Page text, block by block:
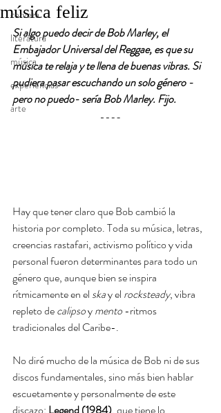
cerveza
literatura
música
experiencias
arte
música feliz
Si algo puedo decir de Bob Marley, el
Embajador Universal del Reggae, es que su
música te relaja y te llena de buenas vibras. Si
pudiera pasar escuchando un solo género -
pero no puedo- sería Bob Marley. Fijo.
Hay que tener claro que Bob cambió la
historia por completo. Toda su música, letras,
creencias rastafari, activismo político y vida
personal fueron determinantes para todo un
género que, aunque bien se inspira
rítmicamente en el ska y el rocksteady, vibra
repleto de calipso y mento -ritmos
tradicionales del Caribe-.
No diré mucho de la música de Bob ni de sus
discos fundamentales, sino más bien hablar
escuetamente y personalmente de este